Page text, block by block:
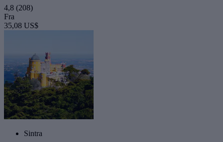
4,8 (208)
Fra
35,08 US$
Sintra